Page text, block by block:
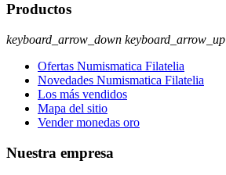
Productos
keyboard_arrow_down keyboard_arrow_up
Ofertas Numismatica Filatelia
Novedades Numismatica Filatelia
Los más vendidos
Mapa del sitio
Vender monedas oro
Nuestra empresa